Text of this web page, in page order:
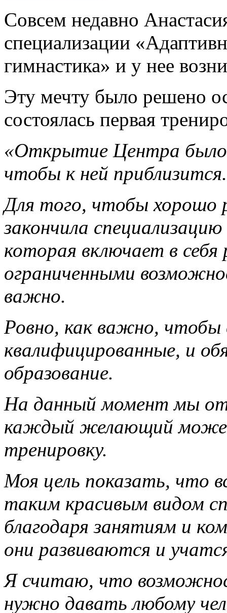
Совсем недавно
специализации
гимнастика» и у нее
Эту мечту было решено
состоялась первая
«Открытие Центра было
чтобы к ней приблизится.
Для того, чтобы хорошо
закончила
которая включает в
ограниченными
важно.
Ровно, как важно, чтобы
квалифицированные, и
образование.
На данный момент мы
каждый желающий
тренировку.
Моя цель показать, что
таким красивым видом
благодаря занятиям и
они развиваются и
Я считаю, что
нужно давать любому